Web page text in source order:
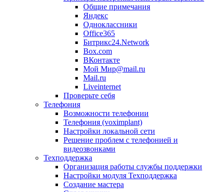
Общие примечания
Яндекс
Одноклассники
Office365
Битрикс24.Network
Box.com
ВКонтакте
Мой Мир@mail.ru
Mail.ru
Liveinternet
Проверьте себя
Телефония
Возможности телефонии
Телефония (voximplant)
Настройки локальной сети
Решение проблем с телефонией и
видеозвонками
Техподдержка
Организация работы службы поддержки
Настройки модуля Техподдержка
Создание мастера